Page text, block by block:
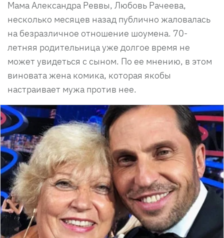
Мама Александра Реввы, Любовь Рачеева,
несколько месяцев назад публично жаловалась
на безразличное отношение шоумена. 70-
летняя родительница уже долгое время не
может увидеться с сыном. По ее мнению, в этом
виновата жена комика, которая якобы
настраивает мужа против нее.